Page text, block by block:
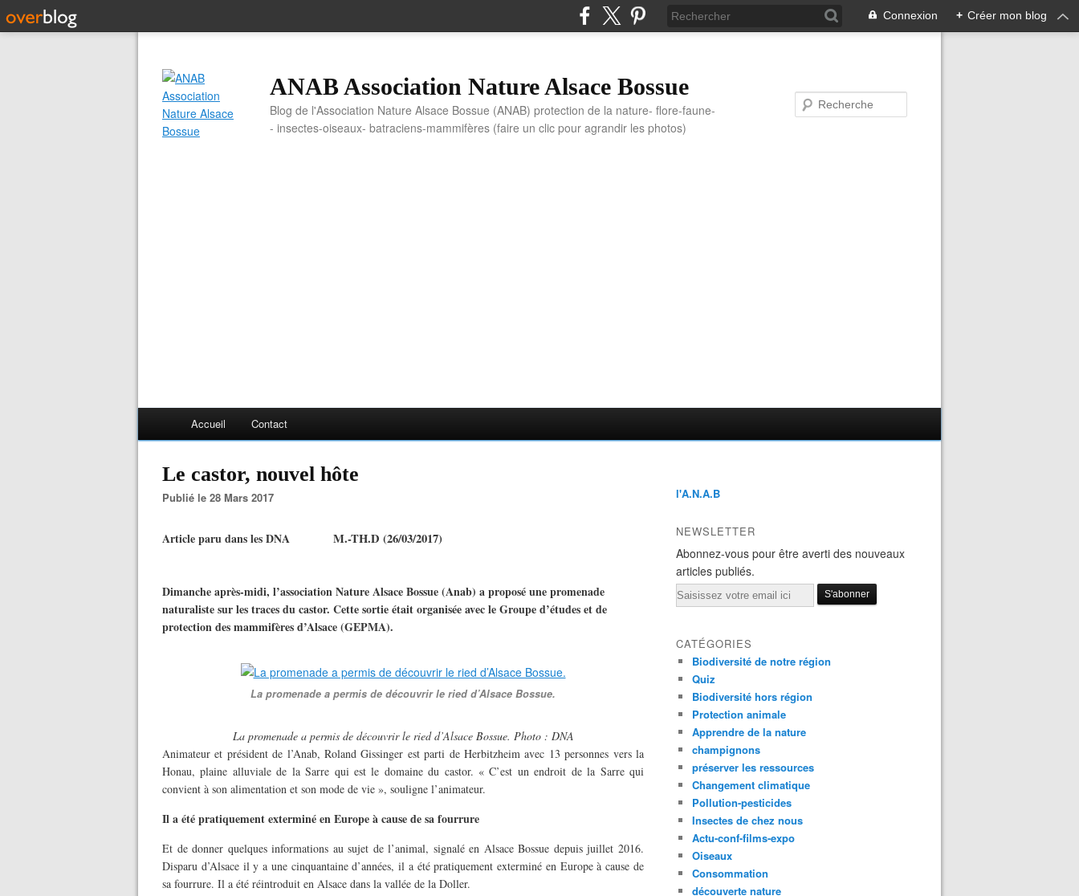
Connexion + Créer mon blog
ANAB Association Nature Alsace Bossue
Blog de l'Association Nature Alsace Bossue (ANAB) protection de la nature- flore-faune-
- insectes-oiseaux- batraciens-mammifères (faire un clic pour agrandir les photos)
Accueil Contact
Le castor, nouvel hôte
Publié le 28 Mars 2017
Article paru dans les DNA M.-TH.D (26/03/2017)
Dimanche après-midi, l’association Nature Alsace Bossue (Anab) a proposé une promenade
naturaliste sur les traces du castor. Cette sortie était organisée avec le Groupe d’études et de
protection des mammifères d’Alsace (GEPMA).
La promenade a permis de découvrir le ried d’Alsace Bossue.
La promenade a permis de découvrir le ried d’Alsace Bossue. Photo : DNA
Animateur et président de l’Anab, Roland Gissinger est parti de Herbitzheim avec 13 personnes vers la
Honau, plaine alluviale de la Sarre qui est le domaine du castor. « C’est un endroit de la Sarre qui
convient à son alimentation et son mode de vie », souligne l’animateur.
Il a été pratiquement exterminé en Europe à cause de sa fourrure
Et de donner quelques informations au sujet de l’animal, signalé en Alsace Bossue depuis juillet 2016.
Disparu d’Alsace il y a une cinquantaine d’années, il a été pratiquement exterminé en Europe à cause de
sa fourrure. Il a été réintroduit en Alsace dans la vallée de la Doller.
l'A.N.A.B
NEWSLETTER
Abonnez-vous pour être averti des nouveaux
articles publiés.
Email
CATÉGORIES
Biodiversité de notre région
Quiz
Biodiversité hors région
Protection animale
Apprendre de la nature
champignons
préserver les ressources
Changement climatique
Pollution-pesticides
Insectes de chez nous
Actu-conf-films-expo
Oiseaux
Consommation
découverte nature